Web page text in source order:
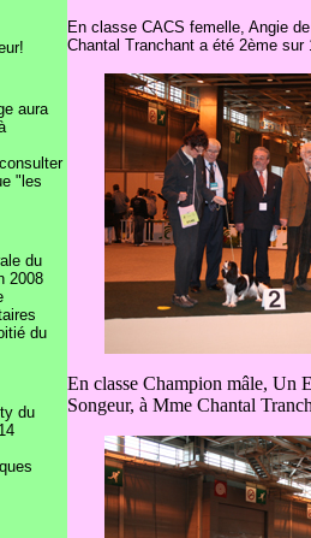
aura
"les
du
2008
du
du
En classe CACS femelle, Angie
Chantal Tranchant a été 2ème sur
En classe Champion mâle, Un
Songeur, à Mme Chantal